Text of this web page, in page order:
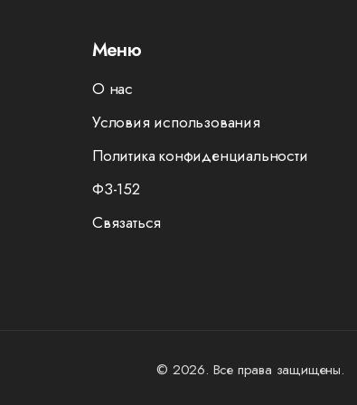
Меню
О нас
Условия использования
Политика конфиденциальности
ФЗ-152
Связаться
© 2026. Все права защищены.